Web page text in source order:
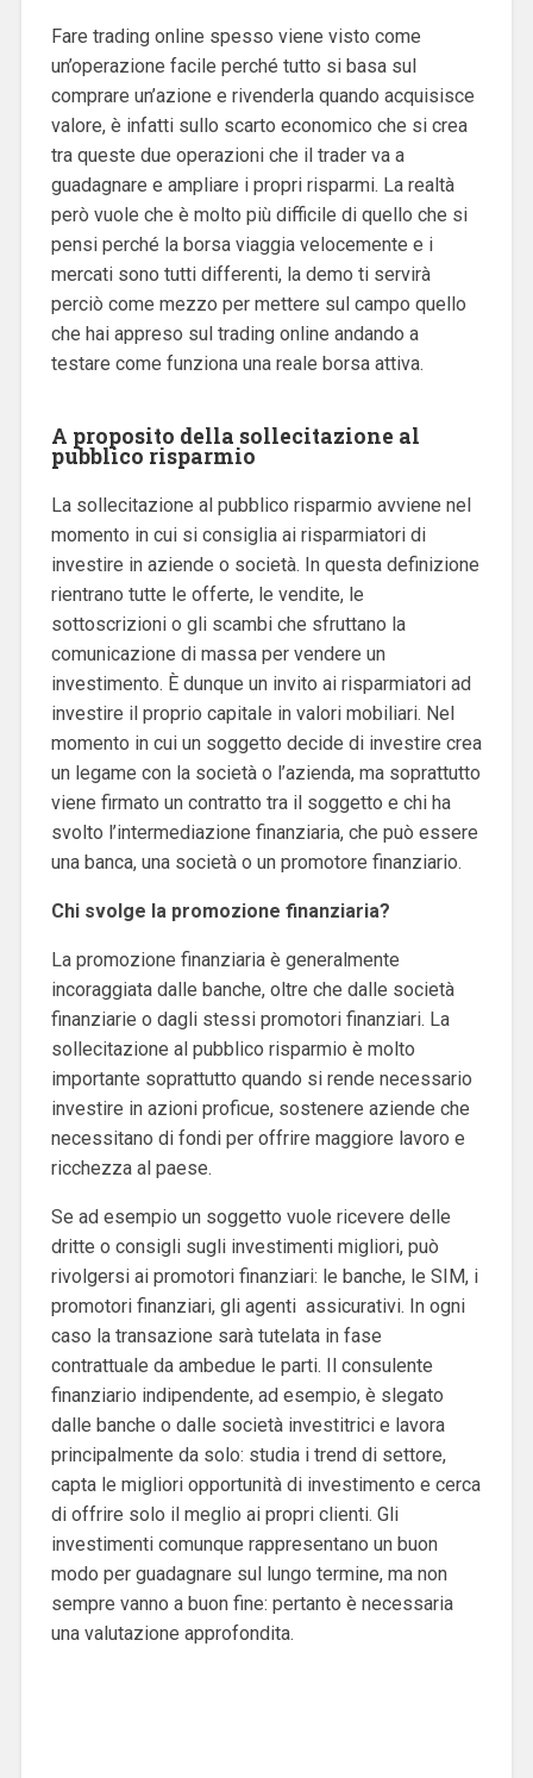
Fare trading online spesso viene visto come
un’operazione facile perché tutto si basa sul
comprare un’azione e rivenderla quando acquisisce
valore, è infatti sullo scarto economico che si crea
tra queste due operazioni che il trader va a
guadagnare e ampliare i propri risparmi. La realtà
però vuole che è molto più difficile di quello che si
pensi perché la borsa viaggia velocemente e i
mercati sono tutti differenti, la demo ti servirà
perciò come mezzo per mettere sul campo quello
che hai appreso sul trading online andando a
testare come funziona una reale borsa attiva.
A proposito della sollecitazione al
pubblico risparmio
La sollecitazione al pubblico risparmio avviene nel
momento in cui si consiglia ai risparmiatori di
investire in aziende o società. In questa definizione
rientrano tutte le offerte, le vendite, le
sottoscrizioni o gli scambi che sfruttano la
comunicazione di massa per vendere un
investimento. È dunque un invito ai risparmiatori ad
investire il proprio capitale in valori mobiliari. Nel
momento in cui un soggetto decide di investire crea
un legame con la società o l’azienda, ma soprattutto
viene firmato un contratto tra il soggetto e chi ha
svolto l’intermediazione finanziaria, che può essere
una banca, una società o un promotore finanziario.
Chi svolge la promozione finanziaria?
La promozione finanziaria è generalmente
incoraggiata dalle banche, oltre che dalle società
finanziarie o dagli stessi promotori finanziari. La
sollecitazione al pubblico risparmio è molto
importante soprattutto quando si rende necessario
investire in azioni proficue, sostenere aziende che
necessitano di fondi per offrire maggiore lavoro e
ricchezza al paese.
Se ad esempio un soggetto vuole ricevere delle
dritte o consigli sugli investimenti migliori, può
rivolgersi ai promotori finanziari: le banche, le SIM, i
promotori finanziari, gli agenti assicurativi. In ogni
caso la transazione sarà tutelata in fase
contrattuale da ambedue le parti. Il consulente
finanziario indipendente, ad esempio, è slegato
dalle banche o dalle società investitrici e lavora
principalmente da solo: studia i trend di settore,
capta le migliori opportunità di investimento e cerca
di offrire solo il meglio ai propri clienti. Gli
investimenti comunque rappresentano un buon
modo per guadagnare sul lungo termine, ma non
sempre vanno a buon fine: pertanto è necessaria
una valutazione approfondita.